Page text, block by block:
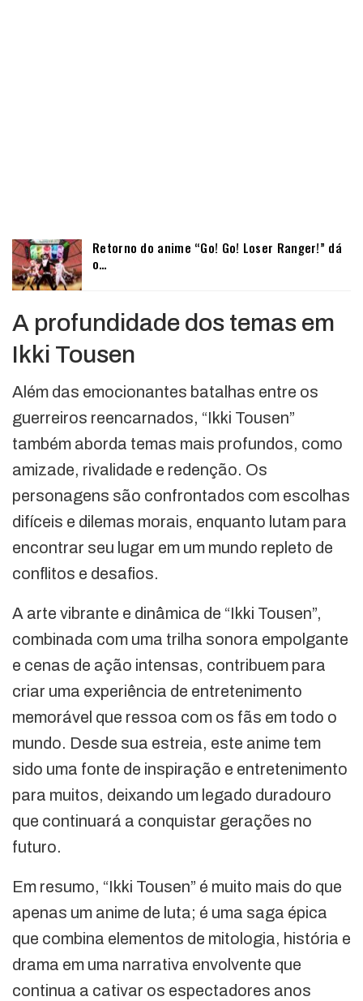
Retorno do anime “Go! Go! Loser Ranger!” dá
o…
A profundidade dos temas em
Ikki Tousen
Além das emocionantes batalhas entre os
guerreiros reencarnados, “Ikki Tousen”
também aborda temas mais profundos, como
amizade, rivalidade e redenção. Os
personagens são confrontados com escolhas
difíceis e dilemas morais, enquanto lutam para
encontrar seu lugar em um mundo repleto de
conflitos e desafios.
A arte vibrante e dinâmica de “Ikki Tousen”,
combinada com uma trilha sonora empolgante
e cenas de ação intensas, contribuem para
criar uma experiência de entretenimento
memorável que ressoa com os fãs em todo o
mundo. Desde sua estreia, este anime tem
sido uma fonte de inspiração e entretenimento
para muitos, deixando um legado duradouro
que continuará a conquistar gerações no
futuro.
Em resumo, “Ikki Tousen” é muito mais do que
apenas um anime de luta; é uma saga épica
que combina elementos de mitologia, história e
drama em uma narrativa envolvente que
continua a cativar os espectadores anos